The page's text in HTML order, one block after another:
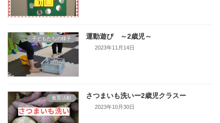
子どもたちの様子 運動遊び ～2歳児～
2023年11月14日
食育活動 さつまいも洗いー2歳児クラスー
2023年10月30日